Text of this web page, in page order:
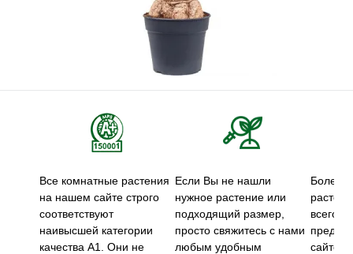
Все комнатные растения
на нашем сайте строго
соответствуют
наивысшей категории
качества А1. Они не
Если Вы не нашли
нужное растение или
подходящий размер,
просто свяжитесь с нами
любым удобным
Более
всего
сайте.